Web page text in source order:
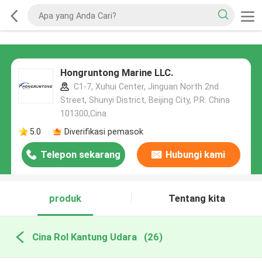
Hongruntong Marine LLC.
C1-7, Xuhui Center, Jinguan North 2nd
Street, Shunyi District, Beijing City, P.R. China
101300,Cina
5.0
Diverifikasi pemasok
Telepon sekarang Hubungi kami
produk Tentang kita
Cina Rol Kantung Udara (26)